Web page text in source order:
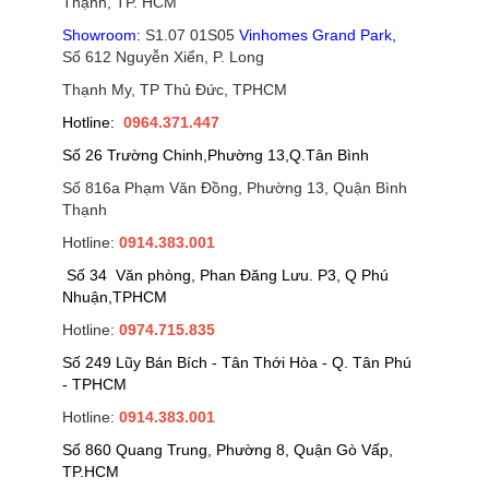
Showroom: S1.07 01S05 Vinhomes Grand Park
Số 612 Nguyễn Xiển, P. Long
Thạnh My, TP Thủ Đức, TPHCM
Hotline: 0964.371.447
Số 26 Trường Chinh,Phường 13,Q.Tân Bình
Số 816a Phạm Văn Đồng, Phường 13, Quận Bình
Thạnh
Hotline: 0914.383.001
Số 34 Văn phòng, Phan Đăng Lưu. P3, Q Phú
Nhuận,TPHCM
Hotline: 0974.715.835
Số 249 Lũy Bán Bích - Tân Thới Hòa - Q. Tân Phú
- TPHCM
Hotline: 0914.383.001
Số 860 Quang Trung, Phường 8, Quận Gò Vấp,
TP.HCM